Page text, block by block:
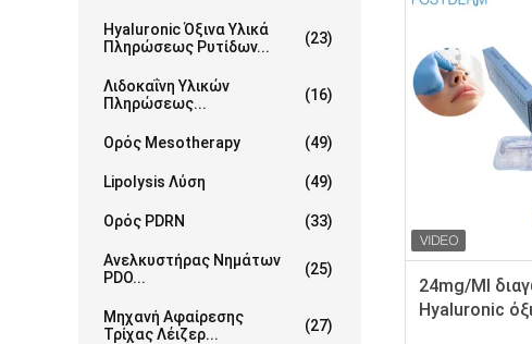
Hyaluronic Όξινα Υλικά
Πληρώσεως Ρυτίδων...
(23)
Λιδοκαΐνη Υλικών
Πληρώσεως...
(16)
Ορός Mesotherapy (49)
Lipolysis Λύση (49)
Ορός PDRN (33)
Ανελκυστήρας Νημάτων
PDO...
(25)
Μηχανή Αφαίρεσης
Τρίχας Λέιζερ...
(27)
24mg/Ml
Hyaluronic